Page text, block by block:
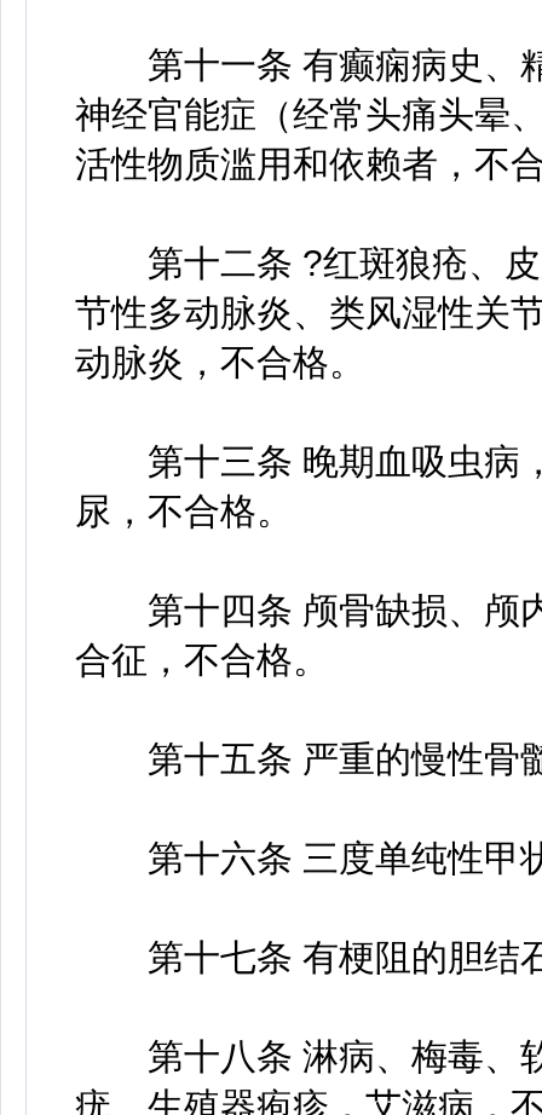
第十一条 有癫痫病史、
神经官能症（经常头痛头晕
活性物质滥用和依赖者，不
第十二条 ?红斑狼疮、皮
节性多动脉炎、类风湿性关
动脉炎，不合格。
第十三条 晚期血吸虫病
尿，不合格。
第十四条 颅骨缺损、颅
合征，不合格。
第十五条 严重的慢性骨
第十六条 三度单纯性甲
第十七条 有梗阻的胆结
第十八条 淋病、梅毒、
疣、生殖器疱疹，艾滋病，